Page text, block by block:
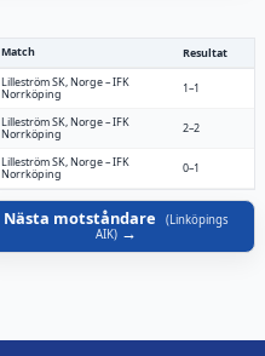
Match Resultat
Lilleström SK, Norge–IFK
Norrköping 1–1
Lilleström SK, Norge–IFK
Norrköping 2–2
Lilleström SK, Norge–IFK
Norrköping 0–1
Nästa motståndare (Linköpings
AIK)